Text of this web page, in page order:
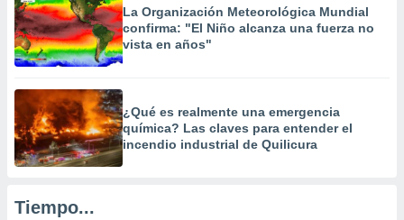
publicidad
de
1199
La Organización Meteorológica Mundial
confirma: "El Niño alcanza una fuerza no
vista en años"
¿Qué es realmente una emergencia
química? Las claves para entender el
incendio industrial de Quilicura
Tiempo...